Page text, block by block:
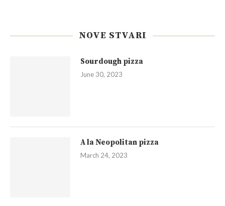
NOVE STVARI
Sourdough pizza
June 30, 2023
A la Neopolitan pizza
March 24, 2023